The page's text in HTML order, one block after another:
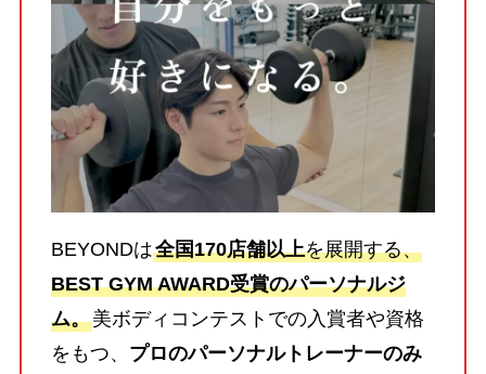
BEYONDは全国170店舗以上を展開する、
BEST GYM AWARD受賞のパーソナルジ
ム。美ボディコンテストでの入賞者や資格
をもつ、 プロのパーソナルトレーナーのみ